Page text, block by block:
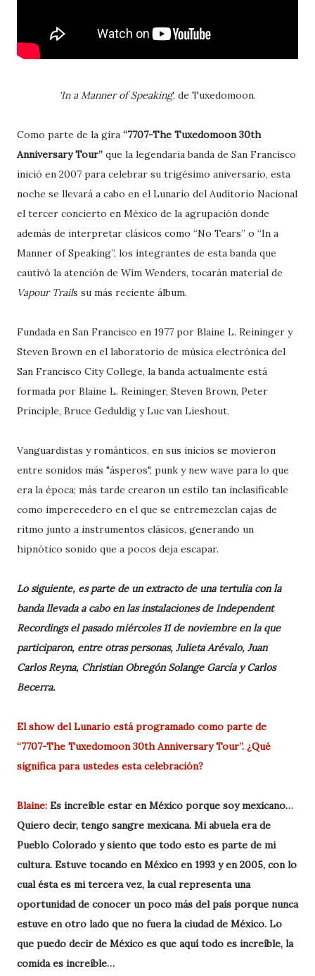
'In a Manner of Speaking', de Tuxedomoon.
Como parte de la gira “7707-The Tuxedomoon 30th
Anniversary Tour” que la legendaria banda de San Francisco
inició en 2007 para celebrar su trigésimo aniversario, esta
noche se llevará a cabo en el Lunario del Auditorio Nacional
el tercer concierto en México de la agrupación donde
además de interpretar clásicos como “No Tears” o “In a
Manner of Speaking”, los integrantes de esta banda que
cautivó la atención de Wim Wenders, tocarán material de
Vapour Trails su más reciente álbum.
Fundada en San Francisco en 1977 por Blaine L. Reininger y
Steven Brown en el laboratorio de música electrónica del
San Francisco City College, la banda actualmente está
formada por Blaine L. Reininger, Steven Brown, Peter
Principle, Bruce Geduldig y Luc van Lieshout.
Vanguardistas y románticos, en sus inicios se movieron
entre sonidos más "ásperos", punk y new wave para lo que
era la época; más tarde crearon un estilo tan inclasificable
como imperecedero en el que se entremezclan cajas de
ritmo junto a instrumentos clásicos, generando un
hipnótico sonido que a pocos deja escapar.
Lo siguiente, es parte de un extracto de una tertulia con la
banda llevada a cabo en las instalaciones de Independent
Recordings el pasado miércoles 11 de noviembre en la que
participaron, entre otras personas, Julieta Arévalo, Juan
Carlos Reyna, Christian Obregón Solange García y Carlos
Becerra.
El show del Lunario está programado como parte de
“7707-The Tuxedomoon 30th Anniversary Tour”. ¿Qué
significa para ustedes esta celebración?
Blaine: Es increíble estar en México porque soy mexicano…
Quiero decir, tengo sangre mexicana. Mi abuela era de
Pueblo Colorado y siento que todo esto es parte de mi
cultura. Estuve tocando en México en 1993 y en 2005, con lo
cual ésta es mi tercera vez, la cual representa una
oportunidad de conocer un poco más del país porque nunca
estuve en otro lado que no fuera la ciudad de México. Lo
que puedo decir de México es que aquí todo es increíble, la
comida es increíble…